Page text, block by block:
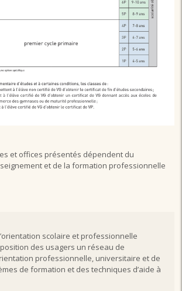
et offices présentés dépendent du
et de la formation professionnelle
scolaire et professionnelle
des usagers un réseau de
professionnelle, universitaire et de
de formation et des techniques d’aide à